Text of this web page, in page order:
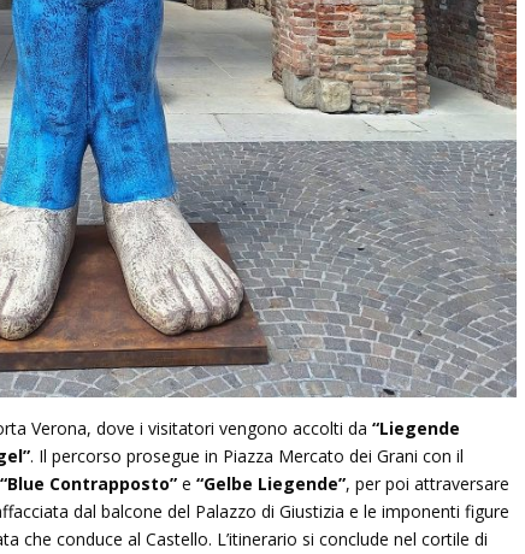
Verona, dove i visitatori vengono accolti da “Liegende
. Il percorso prosegue in Piazza Mercato dei Grani con il
“Blue Contrapposto”e “Gelbe Liegende”, per poi attraversare
dal balcone del Palazzo di Giustizia e le imponenti figure
che conduce al Castello. L’itinerario si conclude nel cortile di